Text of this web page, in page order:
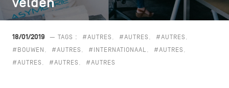
navigatie
18/01/2019 — TAGS : #AUTRES #AUTRES
#AUTRES
#BOUWEN
#AUTRES #INTERNATIONAAL
#AUTRES
#AUTRES
#AUTRES #AUTRES